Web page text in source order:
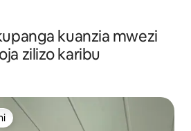
kuanzia mwezi
zilizo karibu